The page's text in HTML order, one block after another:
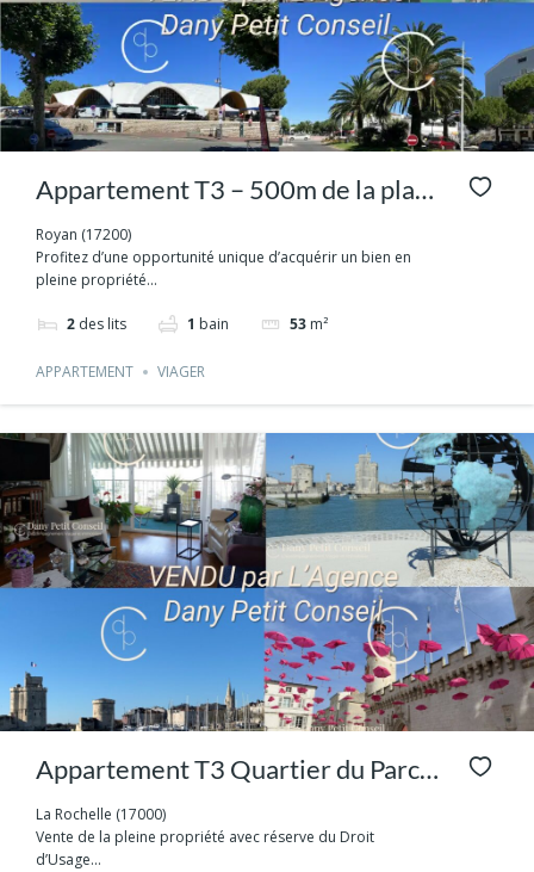
Appartement T3 – 500m de la plage
ROYAN – Sur la Côte Atlantique
Royan (17200)
Profitez d’une opportunité unique d’acquérir un bien en
pleine propriété...
2 des lits 1 bain 53 m²
APPARTEMENT VIAGER
Appartement T3 Quartier du Parc –
La Rochelle
La Rochelle (17000)
Vente de la pleine propriété avec réserve du Droit
d’Usage...